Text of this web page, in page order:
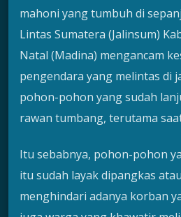
mahoni yang tumbuh di
Lintas Sumatera (Jalinsum)
Natal (Madina) mengancam
pengendara yang melintas di
pohon-pohon yang sudah
rawan tumbang, terutama
Itu sebabnya, pohon-pohon
itu sudah layak dipangkas
menghindari adanya korban